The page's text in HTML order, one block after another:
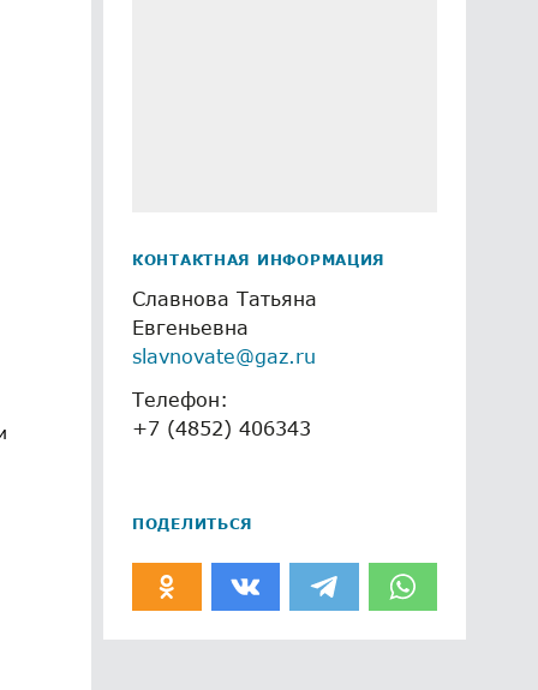
КОНТАКТНАЯ ИНФОРМАЦИЯ
Славнова Татьяна
Евгеньевна
slavnovate@gaz.ru
Телефон:
+7 (4852) 406343
ПОДЕЛИТЬСЯ